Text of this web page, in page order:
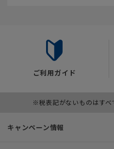
ご利用ガイド
※税表記がないものはすべ
キャンペーン情報